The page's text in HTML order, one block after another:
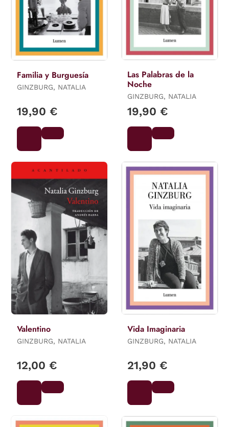
Familia y Burguesía
GINZBURG, NATALIA
19,90 €
Las Palabras de la
Noche
GINZBURG, NATALIA
19,90 €
Valentino
GINZBURG, NATALIA
12,00 €
Vida Imaginaria
GINZBURG, NATALIA
21,90 €